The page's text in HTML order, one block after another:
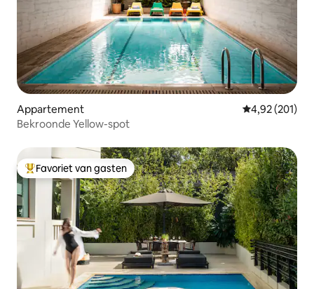
Appartement Gemiddelde
4,92 (201)
Bekroonde Yellow-spot
Topfavoriet van gasten
Favoriet van gasten